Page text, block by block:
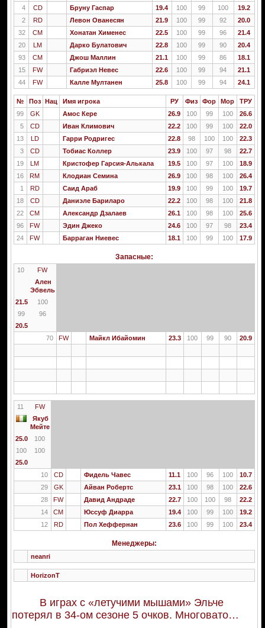
4
CD Бруну Гаспар 19.4 100 99 100
19.2
2
RD Левон Ованесян 21.9 100 99 92
20.0
32
CM Хонатан Хименес 22.5 100 99 96
21.4
20
LM Дарко Булатович 22.8 100 99 90
20.4
93
CM Джош Маллин 21.1 100 99 86
18.1
15
FW Габриэл Невес 22.6 100 99 94
21.1
44
FW Калле Мултанен 25.8 100 99 94 24.1
№ Поз Нац Имя игрока РУ Физ Фор Мор
ТРУ
99
GK Амос Кере 26.9 100 99 100
26.6
5
CD Иван Климович 22.2 100 99 100
22.0
13
LD Гарри Родригес 22.8 98 100 100
22.3
3
CD Тобиас Коллер 23.9 100 97 98
22.7
19
LM Кристофер Гарсия-Алькала 19.5 100 97 100
18.9
16
RM Клодиан Семина 26.9 100 98 100
26.4
1
RD Саид Араб 19.9 100 99 100
19.7
18
CD Даниэле Бариларо 22.2 100 98 100
21.8
22
CM Александр Дзалаев 26.1 100 98 100
25.6
96
FW Эдин Джеко 24.6 100 97 98
23.4
24
FW Барраган Ниевес 18.1 100 99 100 17.9
Запасные:
10
FW
Ален
Эбвель
21.5
100
99
96
20.5
70
FW Майкл Ибайомин 23.3 100 99 90 20.9
11
FW
Якуб
Мейте
25.0
100
100
100
25.0
10
CD Фидель Чавес 11.1 100 96 100
10.7
29
GK Айван Робертс 23.1 100 98 100
22.6
28
FW Давид Андраде 22.7 100 100 98
22.2
14
CM Юссуф Диарра 19.4 100 99 100
19.2
12
RD Пол Хеффернан 23.6 100 99 100 23.4
Менеджеры:
neanri
HorizonT
В играх с «летучими мышами» Эльче
потерял в 34-ом сезоне 5 очков. Многовато…